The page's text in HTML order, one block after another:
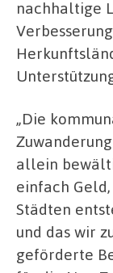
nachhaltige
„Die
allein
einfach
Städten
und das wir
geförderte